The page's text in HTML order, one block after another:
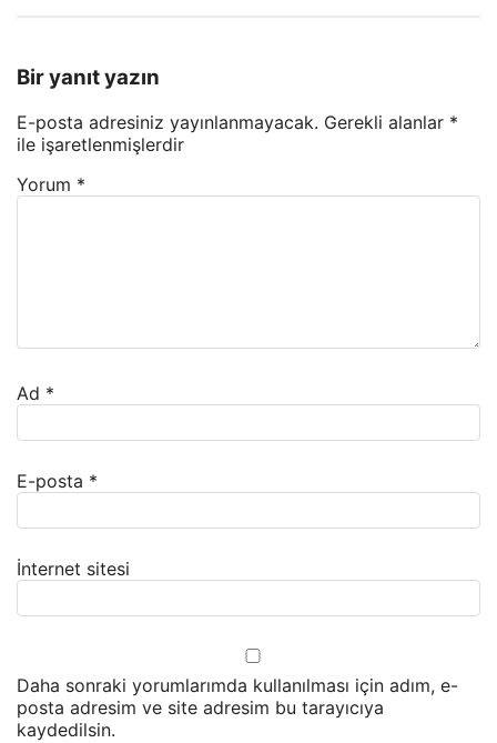
Bir yanıt yazın
E-posta adresiniz yayınlanmayacak. Gerekli alanlar *
ile işaretlenmişlerdir
Yorum *
Ad *
E-posta *
İnternet sitesi
Daha sonraki yorumlarımda kullanılması için adım, e-
posta adresim ve site adresim bu tarayıcıya
kaydedilsin.